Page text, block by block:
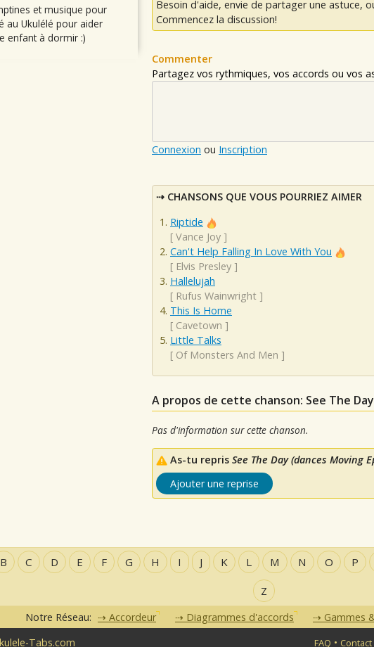
Besoin d'aide, envie de partager une astuce,
Commencez la discussion!
Commenter
Partagez vos rythmiques, vos accords ou vos
Connexion ou Inscription
CHANSONS QUE VOUS POURRIEZ AIMER
Riptide
[ Vance Joy ]
Can't Help Falling In Love With You
[ Elvis Presley ]
Hallelujah
[ Rufus Wainwright ]
This Is Home
[ Cavetown ]
Little Talks
[ Of Monsters And Men ]
A propos de cette chanson: See The
Pas d'information sur cette chanson.
As-tu repris See The Day (dances Moving
Ajouter une reprise
et musique pour
au Ukulélé pour aider
enfant à dormir :)
B C D E F G H I J K L M N O P
Z
Notre Réseau: Accordeur Diagrammes d'accords Gammes
Tabs.com
FAQ • Contact